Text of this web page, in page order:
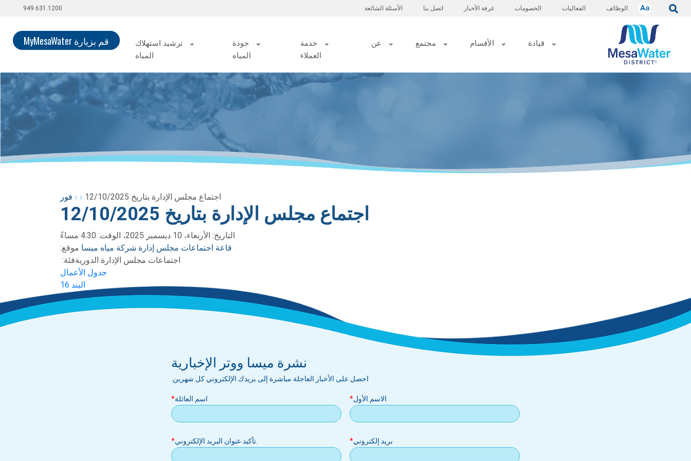
تجاوز
قائمة
الطعام
الرئيسية
949.631.1200 الوظائف الفعاليات الخصومات غرفة الأخبار اتصل بنا الأسئلة الشائعة
التنقل
قيادة الأقسام مجتمع عن
خدمة
العملاء
جودة
المياه
ترشيد استهلاك
المياه
قم بزيارة MyMesaWater
فور اجتماع مجلس الإدارة بتاريخ 12/10/2025
اجتماع مجلس الإدارة بتاريخ 12/10/2025
التاريخ: الأربعاء، 10 ديسمبر 2025، الوقت: 4:30 مساءً
موقع: قاعة اجتماعات مجلس إدارة شركة مياه ميسا
فئة:اجتماعات مجلس الإدارة الدورية
جدول الأعمال
البند 16
البند 17
دقائق
نشرة ميسا ووتر الإخبارية
احصل على الأخبار العاجلة مباشرة إلى بريدك الإلكتروني كل شهرين.
الاسم الأول اسم العائلة
بريد
بريد إلكتروني .تأكيد عنوان البريد الإلكتروني